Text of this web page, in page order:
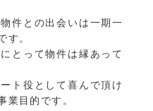
件との出会いは一期一
す。
とって物件は縁あって
ト役として喜んで頂け
業目的です。